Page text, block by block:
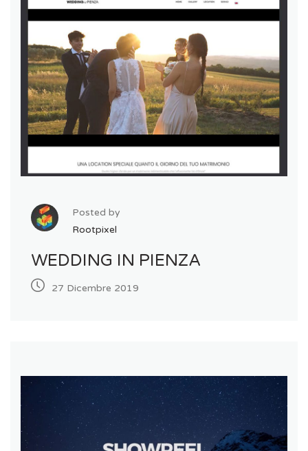
Posted by
Rootpixel
WEDDING IN PIENZA
27 Dicembre 2019